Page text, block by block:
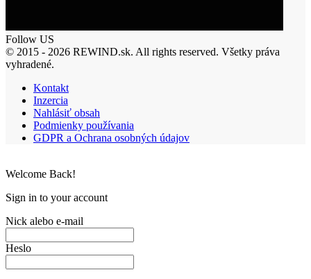
Follow US
© 2015 - 2026 REWIND.sk. All rights reserved. Všetky práva
vyhradené.
Kontakt
Inzercia
Nahlásiť obsah
Podmienky používania
GDPR a Ochrana osobných údajov
Welcome Back!
Sign in to your account
Nick alebo e-mail
Heslo